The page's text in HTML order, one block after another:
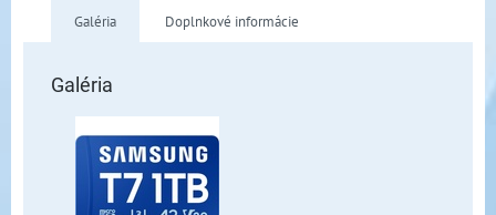
Galéria Doplnkové informácie
Galéria